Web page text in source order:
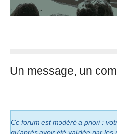
Un message, un
Ce forum est modéré a priori :
qu’après avoir été validée par les